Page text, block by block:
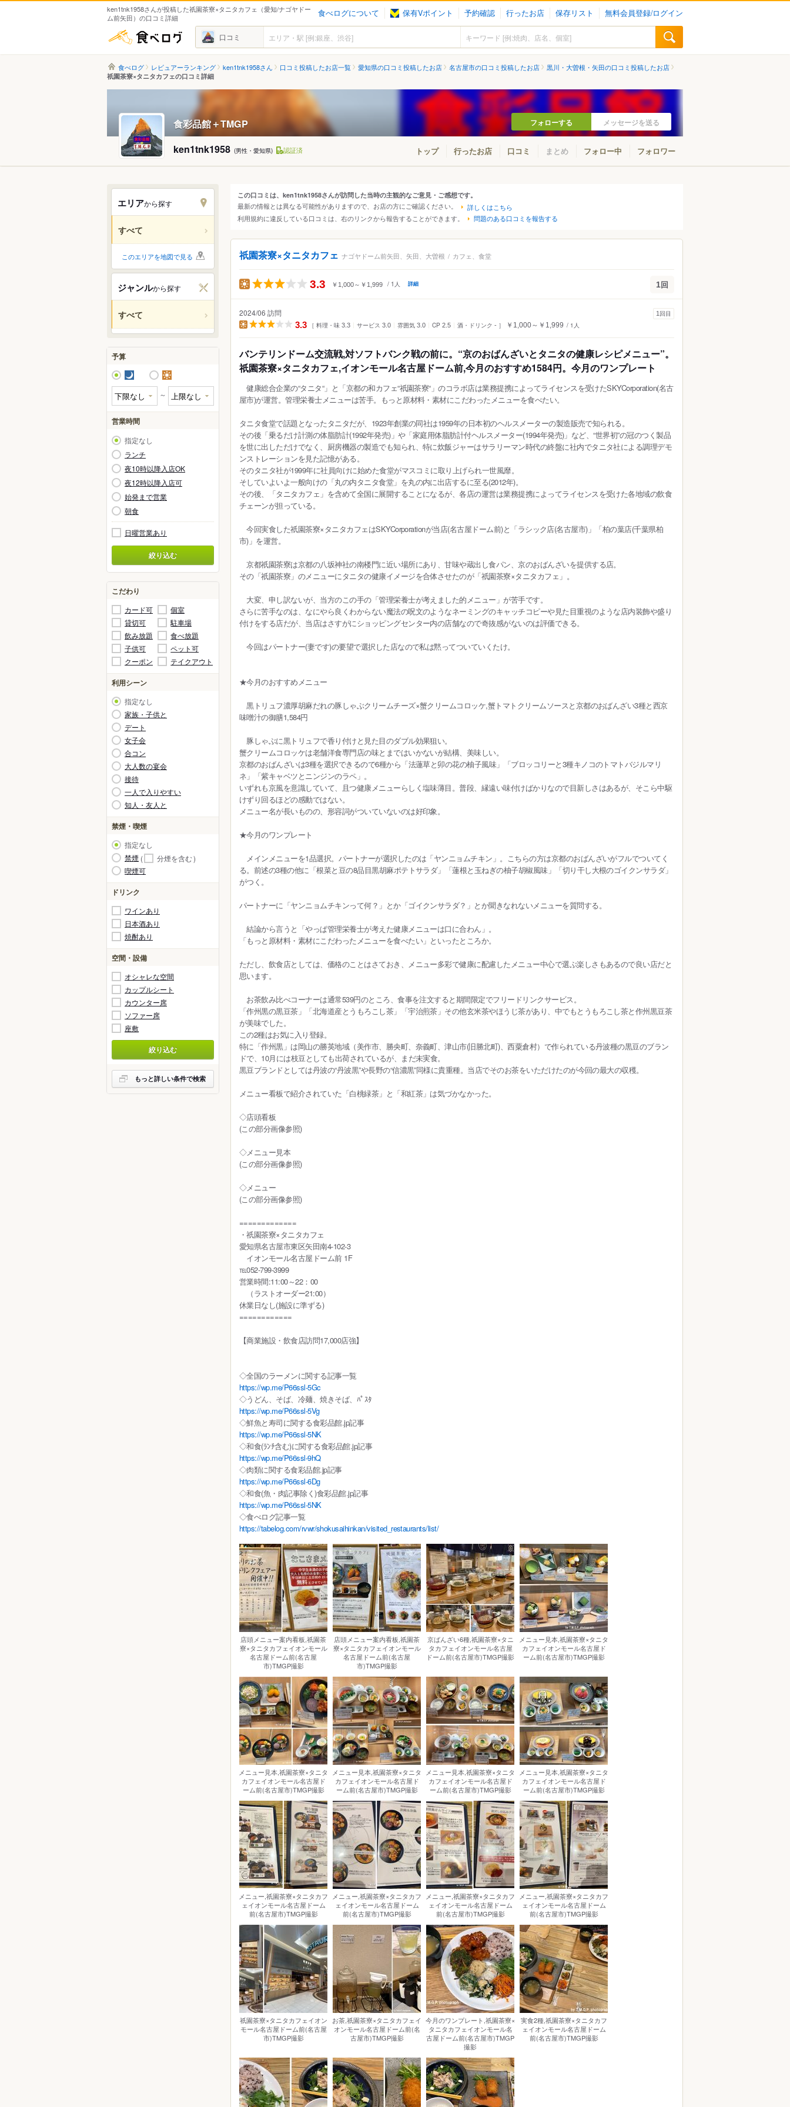
ken1tnk1958さんが投稿した祇園茶寮×タニタカフェ（愛知/ナゴヤドー
ム前矢田）の口コミ詳細
食べログについて 保有Vポイント 予約確認 行ったお店 保存リスト 無料会員登録/ログイン
食べログ 口コミ
食べログ レビュアーランキング ken1tnk1958さん 口コミ投稿したお店一覧 愛知県の口コミ投稿したお店 名古屋市の口コミ投稿したお店 黒川・大曽根・矢田の口コミ投稿したお店
祇園茶寮×タニタカフェの口コミ詳細
食彩品館＋TMGP フォローする メッセージを送る
ken1tnk1958 (男性・愛知県) 認証済 トップ 行ったお店 口コミ まとめ フォロー中 フォロワー
この口コミは、ken1tnk1958さんが訪問した当時の主観的なご意見・ご感想です。
最新の情報とは異なる可能性がありますので、お店の方にご確認ください。
詳しくはこちら
利用規約に違反している口コミは、右のリンクから報告することができます。
問題のある口コミを報告する
祇園茶寮×タニタカフェ ナゴヤドーム前矢田、矢田、大曽根 / カフェ、食堂
1回
昼の点数： 3.3 ￥1,000～￥1,999 / 1人 詳細
1 回目
2024/06 訪問
昼の点数：
3.3 ［ 料理・味 3.3 サービス 3.0 雰囲気 3.0 CP 2.5 酒・ドリンク -］ ￥1,000～￥1,999 / 1人
バンテリンドーム交流戦,対ソフトバンク戦の前に。“京のおばんざいとタニタの健康レシピメニュー”。
祇園茶寮×タニタカフェ,イオンモール名古屋ドーム前,今月のおすすめ1584円。今月のワンプレート
健康総合企業の“タニタ“」と「京都の和カフェ“祇園茶寮“」のコラボ店は業務提携によってライセンスを受けたSKYCorporation(名古
屋市)が運営。管理栄養士メニューは苦手。もっと原材料・素材にこだわったメニューを食べたい。
タニタ食堂で話題となったタニタだが、1923年創業の同社は1959年の日本初のヘルスメーターの製造販売で知られる。
その後「乗るだけ計測の体脂肪計(1992年発売)」や「家庭用体脂肪計付ヘルスメーター(1994年発売)」など、“世界初”の冠のつく製品
を世に出しただけでなく、厨房機器の製造でも知られ、特に炊飯ジャーはサラリーマン時代の終盤に社内でタニタ社による調理デモ
ンストレーションを見た記憶がある。
そのタニタ社が1999年に社員向けに始めた食堂がマスコミに取り上げられ一世風靡。
そしていよいよ一般向けの「丸の内タニタ食堂」を丸の内に出店するに至る(2012年)。
その後、「タニタカフェ」を含めて全国に展開することになるが、各店の運営は業務提携によってライセンスを受けた各地域の飲食
チェーンが担っている。
今回実食した祇園茶寮×タニタカフェはSKYCorporationが当店(名古屋ドーム前)と「ラシック店(名古屋市)」「柏の葉店(千葉県柏
市)」を運営。
京都祇園茶寮は京都の八坂神社の南楼門に近い場所にあり、甘味や蔵出し食パン、京のおばんざいを提供する店。
その「祇園茶寮」のメニューにタニタの健康イメージを合体させたのが「祇園茶寮×タニタカフェ」。
大変、申し訳ないが、当方のこの手の「管理栄養士が考えました的メニュー」が苦手です。
さらに苦手なのは、なにやら良くわからない魔法の呪文のようなネーミングのキャッチコピーや見た目重視のような店内装飾や盛り
付けをする店だが、当店はさすがにショッピングセンター内の店舗なので奇抜感がないのは評価できる。
今回はパートナー(妻です)の要望で選択した店なので私は黙ってついていくたけ。
★今月のおすすめメニュー
黒トリュフ濃厚胡麻だれの豚しゃぶクリームチーズ×蟹クリームコロッケ,蟹トマトクリームソースと京都のおばんざい3種と西京
味噌汁の御膳1,584円
豚しゃぶに黒トリュフで香り付けと見た目のダブル効果狙い。
蟹クリームコロッケは老舗洋食専門店の味とまではいかないが結構、美味しい。
京都のおばんざいは3種を選択できるので6種から「法蓮草と卯の花の柚子風味」「ブロッコリーと3種キノコのトマトバジルマリ
ネ」「紫キャベツとニンジンのラペ」。
いずれも京風を意識していて、且つ健康メニューらしく塩味薄目。普段、縁遠い味付けばかりなので目新しさはあるが、そこら中駆
けずり回るほどの感動ではない。
メニュー名が長いものの、形容詞がついていないのは好印象。
★今月のワンプレート
メインメニューを1品選択。パートナーが選択したのは「ヤンニョムチキン」。こちらの方は京都のおばんざいがフルでついてく
る。前述の3種の他に「根菜と豆の8品目黒胡麻ポテトサラダ」「蓮根と玉ねぎの柚子胡椒風味」「切り干し大根のゴイクンサラダ」
がつく。
パートナーに「ヤンニョムチキンって何？」とか「ゴイクンサラダ？」とか聞きなれないメニューを質問する。
結論から言うと「やっぱ管理栄養士が考えた健康メニューは口に合わん」。
「もっと原材料・素材にこだわったメニューを食べたい」といったところか。
ただし、飲食店としては、価格のことはさておき、メニュー多彩で健康に配慮したメニュー中心で選ぶ楽しさもあるので良い店だと
思います。
お茶飲み比べコーナーは通常539円のところ、食事を注文すると期間限定でフリードリンクサービス。
「作州黒の黒豆茶」「北海道産とうもろこし茶」「宇治煎茶」その他玄米茶やほうじ茶があり、中でもとうもろこし茶と作州黒豆茶
が美味でした。
この2種はお気に入り登録。
特に「作州黒」は岡山の勝英地域（美作市、勝央町、奈義町、津山市(旧勝北町)、西粟倉村）で作られている丹波種の黒豆のブラン
ドで、10月には枝豆としても出荷されているが、まだ未実食。
黒豆ブランドとしては丹波の“丹波黒”や長野の“信濃黒”同様に貴重種。当店でそのお茶をいただけたのが今回の最大の収穫。
メニュー看板で紹介されていた「白桃緑茶」と「和紅茶」は気づかなかった。
◇店頭看板
(この部分画像参照)
◇メニュー見本
(この部分画像参照)
◇メニュー
(この部分画像参照)
=============
・祇園茶寮×タニタカフェ
愛知県名古屋市東区矢田南4-102-3
イオンモール名古屋ドーム前 1F
℡052-799-3999
営業時間:11:00～22：00
（ラストオーダー21:00）
休業日なし(施設に準ずる)
============
【商業施設・飲食店訪問17,000店強】
◇全国のラーメンに関する記事一覧
https://wp.me/P66ssl-5Gc
◇うどん、そば、冷麺、焼きそば、ﾊﾟｽﾀ
https://wp.me/P66ssl-5Vg
◇鮮魚と寿司に関する食彩品館.jp記事
https://wp.me/P66ssl-5NK
◇和食(ﾗﾝﾁ含む)に関する食彩品館.jp記事
https://wp.me/P66ssl-9hQ
◇肉類に関する食彩品館.jp記事
https://wp.me/P66ssl-6Dg
◇和食(魚・肉記事除く)食彩品館.jp記事
https://wp.me/P66ssl-5NK
◇食べログ記事一覧
https://tabelog.com/rvwr/shokusaihinkan/visited_restaurants/list/
店頭メニュー案内看板,祇園茶
寮×タニタカフェイオンモール
名古屋ドーム前(名古屋
市)TMGP撮影
店頭メニュー案内看板,祇園茶
寮×タニタカフェイオンモール
名古屋ドーム前(名古屋
市)TMGP撮影
京ばんざい6種,祇園茶寮×タニ
タカフェイオンモール名古屋
ドーム前(名古屋市)TMGP撮影
メニュー見本,祇園茶寮×タニタ
カフェイオンモール名古屋ド
ーム前(名古屋市)TMGP撮影
メニュー見本,祇園茶寮×タニタ
カフェイオンモール名古屋ド
ーム前(名古屋市)TMGP撮影
メニュー見本,祇園茶寮×タニタ
カフェイオンモール名古屋ド
ーム前(名古屋市)TMGP撮影
メニュー見本,祇園茶寮×タニタ
カフェイオンモール名古屋ド
ーム前(名古屋市)TMGP撮影
メニュー見本,祇園茶寮×タニタ
カフェイオンモール名古屋ド
ーム前(名古屋市)TMGP撮影
メニュー,祇園茶寮×タニタカフ
ェイオンモール名古屋ドーム
前(名古屋市)TMGP撮影
メニュー,祇園茶寮×タニタカフ
ェイオンモール名古屋ドーム
前(名古屋市)TMGP撮影
メニュー,祇園茶寮×タニタカフ
ェイオンモール名古屋ドーム
前(名古屋市)TMGP撮影
メニュー,祇園茶寮×タニタカフ
ェイオンモール名古屋ドーム
前(名古屋市)TMGP撮影
祇園茶寮×タニタカフェイオン
モール名古屋ドーム前(名古屋
市)TMGP撮影
お茶,祇園茶寮×タニタカフェイ
オンモール名古屋ドーム前(名
古屋市)TMGP撮影
今月のワンプレート,祇園茶寮×
タニタカフェイオンモール名
古屋ドーム前(名古屋市)TMGP
撮影
実食2種,祇園茶寮×タニタカフ
ェイオンモール名古屋ドーム
前(名古屋市)TMGP撮影
エリアから探す
すべて
北海道・東北 北海道 青森 秋田 岩手 山形 宮城 福島
中部 愛知 三重 岐阜 静岡 山梨 長野 新潟 石川 福井
関西 大阪 京都 兵庫 滋賀 奈良 和歌山
九州・沖縄 福岡 佐賀 長崎 熊本 大分 宮崎 鹿児島 沖縄
アジア 中国 香港 マカオ 韓国 台湾 シンガポール
タイ
インドネシア
ベトナム マレーシア フィリピン スリランカ
北米 アメリカ
グアム グアム
オセアニア オーストラリア
ヨーロッパ イギリス アイルランド フランス ドイツ イタリア
スペイン
ポルトガル
スイス オーストリア オランダ
ベルギー
ルクセンブルグ
中南米 メキシコ ブラジル ペルー
このエリアを地図で見る
ジャンルから探す
すべて
人気のジャンル 和食 日本料理 寿司 海鮮・魚介 そば（蕎麦）
うなぎ
スペイン料理
ステーキ 中華料理 韓国料理 タイ料理
ラーメン
カレー
鍋 もつ鍋 居酒屋 パン スイーツ
バー・お酒
天ぷら
焼肉 料理旅館 ビストロ ハンバーグ
とんかつ
串揚げ
うどん しゃぶしゃぶ 沖縄料理 ハンバーガー
パスタ
ピザ
餃子 ホルモン カフェ 喫茶店 ケーキ
タピオカ
食堂
レストラン 和食 洋食・西洋料理 中華料理 アジア・エスニック
カレー
ラーメン ラーメン・つけ麺
カフェ・パン・スイーツ カフェ・喫茶店 スイーツ パン・サンドイッチ
バー・お酒 バー
料理旅館・オーベルジュ 料理旅館・オーベルジュ
その他
予算
夜 昼
～
営業時間
指定なし
ランチ
夜10時以降入店OK
夜12時以降入店可
始発まで営業
朝食
日曜営業あり
絞り込む
こだわり
カード可
個室
貸切可
駐車場
飲み放題
食べ放題
子供可
ペット可
クーポン
テイクアウト
利用シーン
指定なし
家族・子供と
デート
女子会
合コン
大人数の宴会
接待
一人で入りやすい
知人・友人と
禁煙・喫煙
指定なし
禁煙
分煙を含む
喫煙可
ドリンク
ワインあり
日本酒あり
焼酎あり
空間・設備
オシャレな空間
カップルシート
カウンター席
ソファー席
座敷
絞り込む
もっと詳しい条件で検索